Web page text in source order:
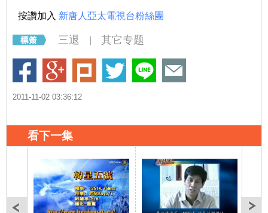
按讚加入 新唐人亞太電視台粉絲團
三退 其它专题
2011-11-02 03:36:12
看下一集